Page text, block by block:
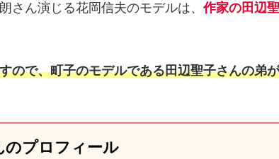
さん演じる花岡信夫のモデルは、作家の田辺
ので、町子のモデルである田辺聖子さんの弟
のプロフィール